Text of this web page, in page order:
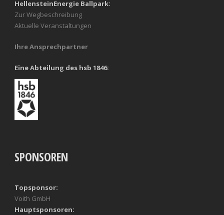
HellensteinEnergie Ballpark:
Zur Wegbeschreibung
Aktuelle Veranstaltungen
Ihre Ansprechpartner
Eine Abteilung des hsb 1846:
SPONSOREN
Topsponsor:
Voith GmbH
Hauptsponsoren: